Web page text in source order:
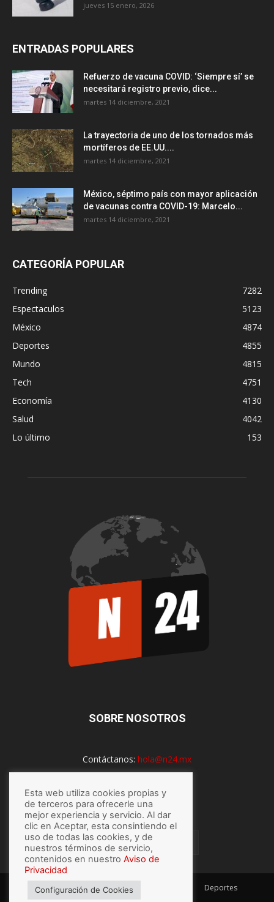
jueves 15 enero, 2026
ENTRADAS POPULARES
Refuerzo de vacuna COVID: ‘Siempre sí’ se
necesitará registro previo, dice...
martes 14 diciembre, 2021
La trayectoria de uno de los tornados más
mortíferos de EE.UU....
martes 14 diciembre, 2021
México, séptimo país con mayor aplicación
de vacunas contra COVID-19: Marcelo...
martes 14 diciembre, 2021
CATEGORÍA POPULAR
Trending
7282
Espectaculos
5123
México
4874
Deportes
4855
Mundo
4815
Tech
4751
Economía
4130
Salud
4042
Lo último
153
SOBRE NOSOTROS
Contáctanos: hola@n24.mx
SÍGUENOS
México Mundo Economía
Deportes
Esta web utiliza cookies propias y
de terceros para ofrecerle una
mejor experiencia y servicio. Al dar
clic en Aceptar, esta consintiendo el
uso de todas las cookies, y de
nuestros términos de servicio,
contenidos en nuestro Aviso de
Privacidad
Configuración de Cookies